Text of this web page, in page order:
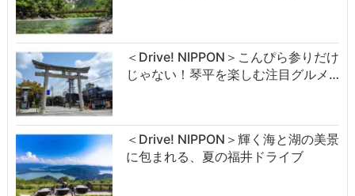
＜Drive! NIPPON＞こんぴら参りだけ
じゃない！琴平を楽しむ注目グルメ…
＜Drive! NIPPON＞輝く海と湖の美景
に包まれる、夏の福井ドライブ